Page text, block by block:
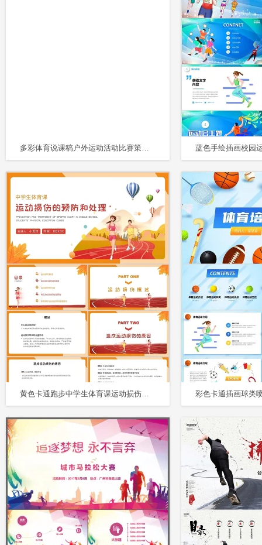
多彩体育说课稿户外运动活动比赛策划户外锻炼球PPT模板
黄色卡通跑步中学生体育课运动损伤的预防和处理培训PPT